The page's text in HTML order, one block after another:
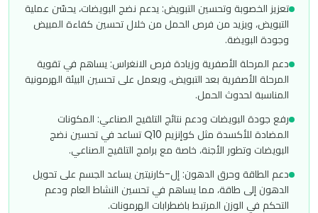
تعزيز الخصوبة وتحسين التبويض: يدعم نضج البويضات، يحسّن عملية
التبويض، ويزيد من فرص الحمل من خلال تحسين كفاءة المبيض
وجودة البويضة.
دعم المرحلة الأصفرية وزيادة فرص الانغراس: يساهم في تقوية
المرحلة الأصفرية بعد التبويض، ويعمل على تحسين البيئة الهرمونية
المناسبة لحدوث الحمل.
رفع جودة البويضات ودعم نتائج التلقيح الصناعي: المكونات
المضادة للأكسدة مثل كوإنزيم Q10 تساعد في تحسين نضج
البويضات وتطور الأجنة، خاصة مع برامج التلقيح الصناعي.
دعم الطاقة وحرق الدهون: إل-كارنيتين يساعد الجسم على تحويل
الدهون إلى طاقة، مما يساهم في تحسين النشاط العام ودعم
التحكم في الوزن المرتبط باضطرابات الهرمونات.